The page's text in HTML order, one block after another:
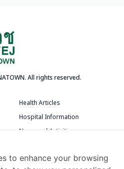
All rights reserved.
Health Articles
Hospital Information
News and Activities
Patient Rooms
to enhance your browsing